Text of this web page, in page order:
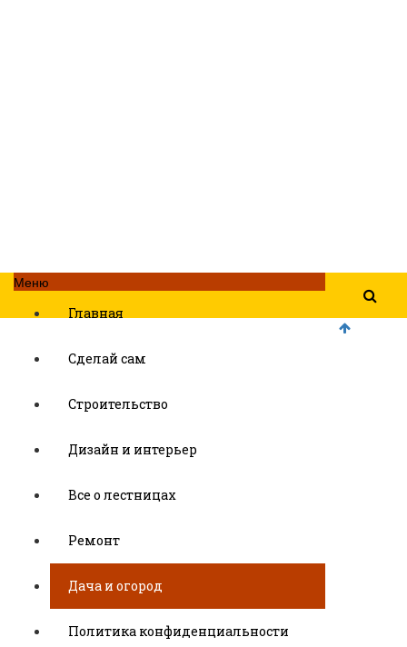
Меню
Главная
Сделай сам
Строительство
Дизайн и интерьер
Все о лестницах
Ремонт
Дача и огород
Политика конфиденциальности